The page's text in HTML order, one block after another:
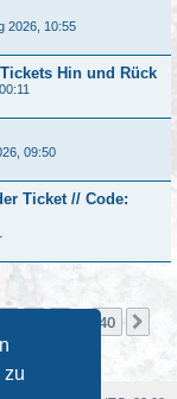
zu
2026, 10:55
Hin und Rück
09:50
Ticket // Code:
40